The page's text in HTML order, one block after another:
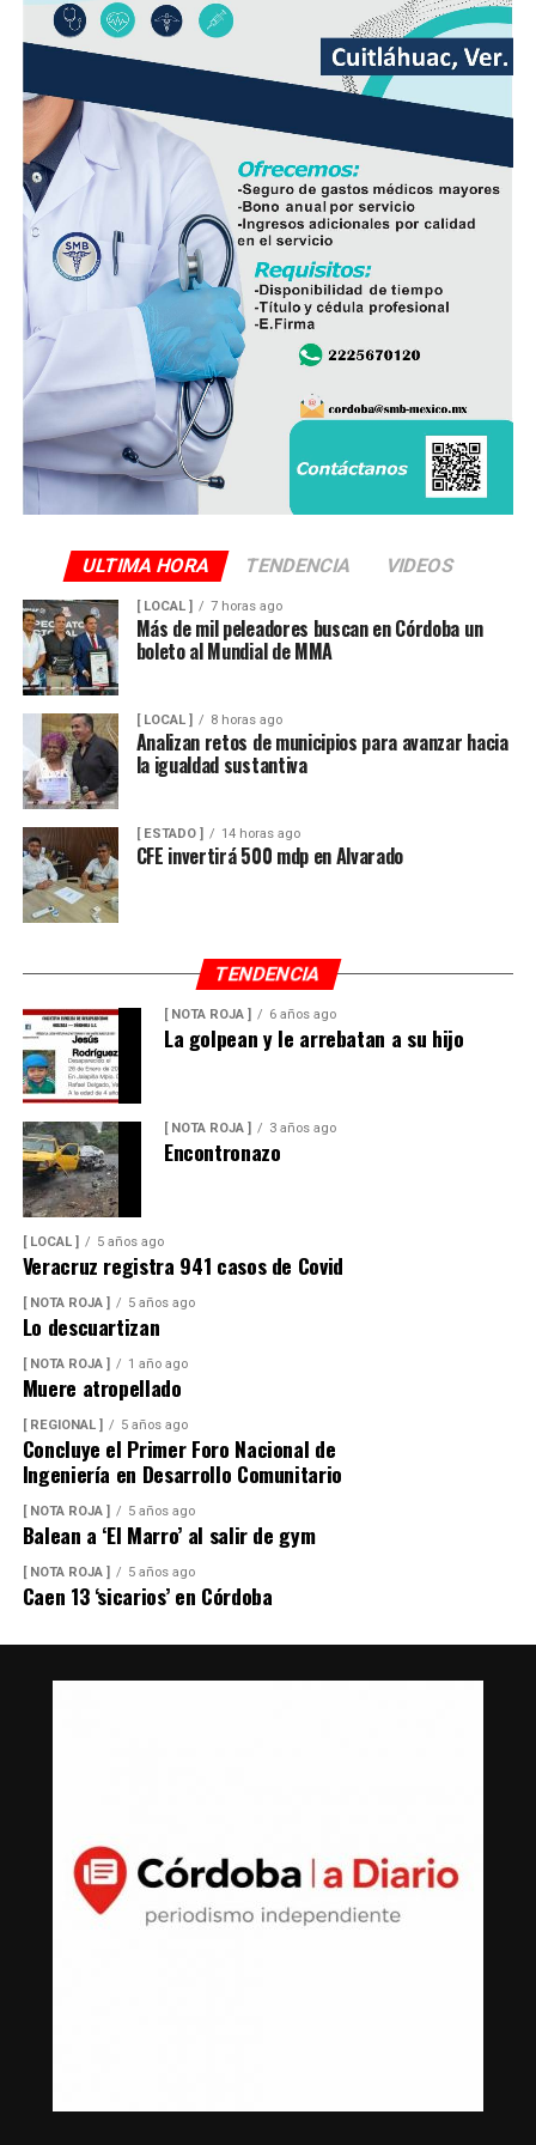
del huevo antes de comprarlo y dar preferencia al
producto nacional, al asegurar que ofrece mayor
frescura y calidad, además de respaldar la economía de
miles de familias dedicadas a la actividad avícola.
Finalmente, destacó que entre Veracruz y Puebla
operan ocho empresas productoras con más de 350
granjas avícolas, las cuales representan una importante
fuente de empleo y desarrollo económico para
comunidades rurales de ambas entidades.
ULTIMA HORA TENDENCIA VIDEOS
[ LOCAL ] 7 horas ago
Más de mil peleadores buscan en Córdoba un
boleto al Mundial de MMA
[ LOCAL ] 8 horas ago
Analizan retos de municipios para avanzar hacia
la igualdad sustantiva
[ ESTADO ] 14 horas ago
CFE invertirá 500 mdp en Alvarado
TENDENCIA
[ NOTA ROJA ] 6 años ago
La golpean y le arrebatan a su hijo
[ NOTA ROJA ] 3 años ago
Encontronazo
[ LOCAL ] 5 años ago
Veracruz registra 941 casos de Covid
[ NOTA ROJA ] 5 años ago
Lo descuartizan
[ NOTA ROJA ] 1 año ago
Muere atropellado
[ REGIONAL ] 5 años ago
Concluye el Primer Foro Nacional de
Ingeniería en Desarrollo Comunitario
[ NOTA ROJA ] 5 años ago
Balean a ‘El Marro’ al salir de gym
[ NOTA ROJA ] 5 años ago
Caen 13 ‘sicarios’ en Córdoba